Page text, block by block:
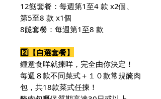
12餸套餐：每週第1至4 款 x2個、
第5至8 款 x1個
8餸套餐：每週第1至8 款
2️⃣【自選套餐】
鍾意食咩就揀咩，完全由你決定！
每週８款不同菜式＋ １０款常規醃肉
包，共18款菜式任揀！